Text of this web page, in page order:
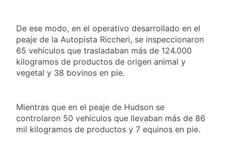
Congreso durante la
protesta contra la Ley de
Propiedad Privada: hubo
detenidos y enfrentamientos
2 Días Atrás
La Fiscalía rechazó el
pedido para
suspender el juicio
contra Pity Alvarez
2 Días Atrás
2 Días Atrás
El temporal se despide del
AMBA: cuándo dejará de
llover y llega una ola de frío
De ese modo, en el operativo desarrollado en el
peaje de la Autopista Riccheri, se inspeccionaron
65 vehículos que trasladaban más de 124.000
kilogramos de productos de origen animal y
vegetal y 38 bovinos en pie.
Mientras que en el peaje de Hudson se
controlaron 50 vehículos que llevaban más de 86
mil kilogramos de productos y 7 equinos en pie.